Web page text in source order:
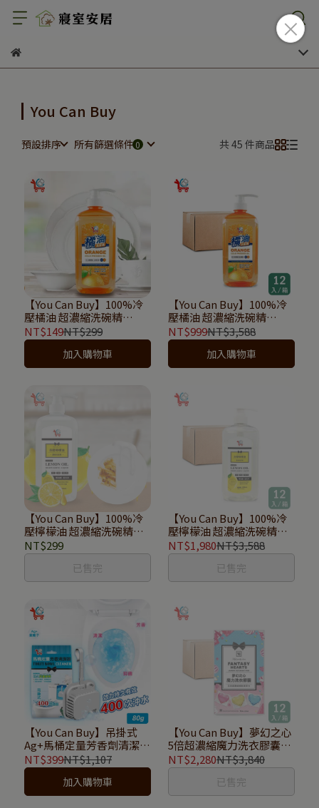
You Can Buy
預設排序 所有篩選條件 共 45 件商品
【You Can Buy】100%冷
壓橘油 超濃縮洗碗精
1000ml
NT$149NT$299
加入購物車
【You Can Buy】100%冷
壓橘油 超濃縮洗碗精
1000ml(12入箱購)
NT$999NT$3,588
加入購物車
【You Can Buy】100%冷
壓檸檬油 超濃縮洗碗精
1000ml
NT$299
已售完
【You Can Buy】100%冷
壓檸檬油 超濃縮洗碗精
1000ml(12入箱購)
NT$1,980NT$3,588
已售完
【You Can Buy】吊掛式
Ag+馬桶定量芳香劑清潔劑
80G
NT$399NT$1,107
加入購物車
【You Can Buy】夢幻之心
5倍超濃縮魔力洗衣膠囊
(12包箱購)
NT$2,280NT$3,840
已售完